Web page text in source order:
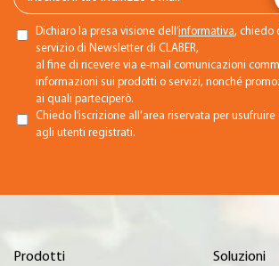
Dichiaro la presa visione dell’informativa, chiedo
servizio di Newsletter di CLABER,
al fine di ricevere via e-mail comunicazioni
informazioni sui prodotti o servizi, nonché
ai quali parteciperò.
Chiedo l’iscrizione all’area riservata per
agli utenti registrati.
Prodotti
Soluzioni